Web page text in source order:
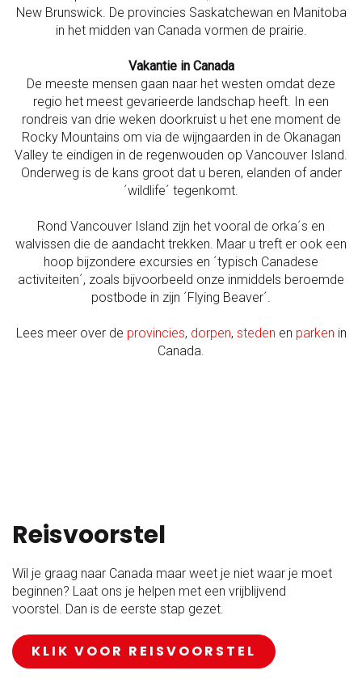
New Brunswick. De provincies Saskatchewan en Manitoba
in het midden van Canada vormen de prairie.
Vakantie in Canada
De meeste mensen gaan naar het westen omdat deze
regio het meest gevarieerde landschap heeft. In een
rondreis van drie weken doorkruist u het ene moment de
Rocky Mountains om via de wijngaarden in de Okanagan
Valley te eindigen in de regenwouden op Vancouver Island.
Onderweg is de kans groot dat u beren, elanden of ander
´wildlife´ tegenkomt.
Rond Vancouver Island zijn het vooral de orka´s en
walvissen die de aandacht trekken. Maar u treft er ook een
hoop bijzondere excursies en ´typisch Canadese
activiteiten´, zoals bijvoorbeeld onze inmiddels beroemde
postbode in zijn ´Flying Beaver´.
Lees meer over de provincies, dorpen, steden en parken in
Canada.
Reisvoorstel
Wil je graag naar Canada maar weet je niet waar je moet
beginnen? Laat ons je helpen met een vrijblijvend
voorstel. Dan is de eerste stap gezet.
KLIK VOOR REISVOORSTEL